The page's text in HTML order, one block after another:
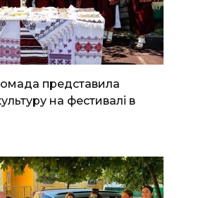
представила
на фестивалі в